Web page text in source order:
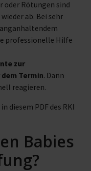
oder Rötungen sind
ab. Bei sehr
professionelle Hilfe
zur
Termin. Dann
reagieren.
diesem PDF des RKI
Babies